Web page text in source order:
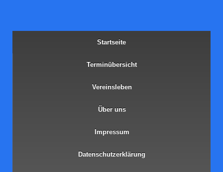
Start­sei­te
Ter­min­über­sicht
Ver­eins­le­ben
Über uns
Impres­sum
Daten­schutz­er­klä­rung